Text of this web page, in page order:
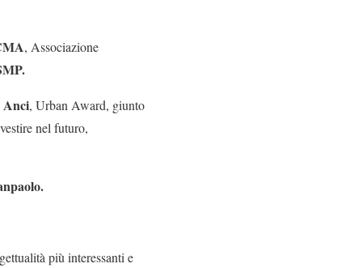
, Associazione
Anci, Urban Award, giunto
nel futuro,
più interessanti e